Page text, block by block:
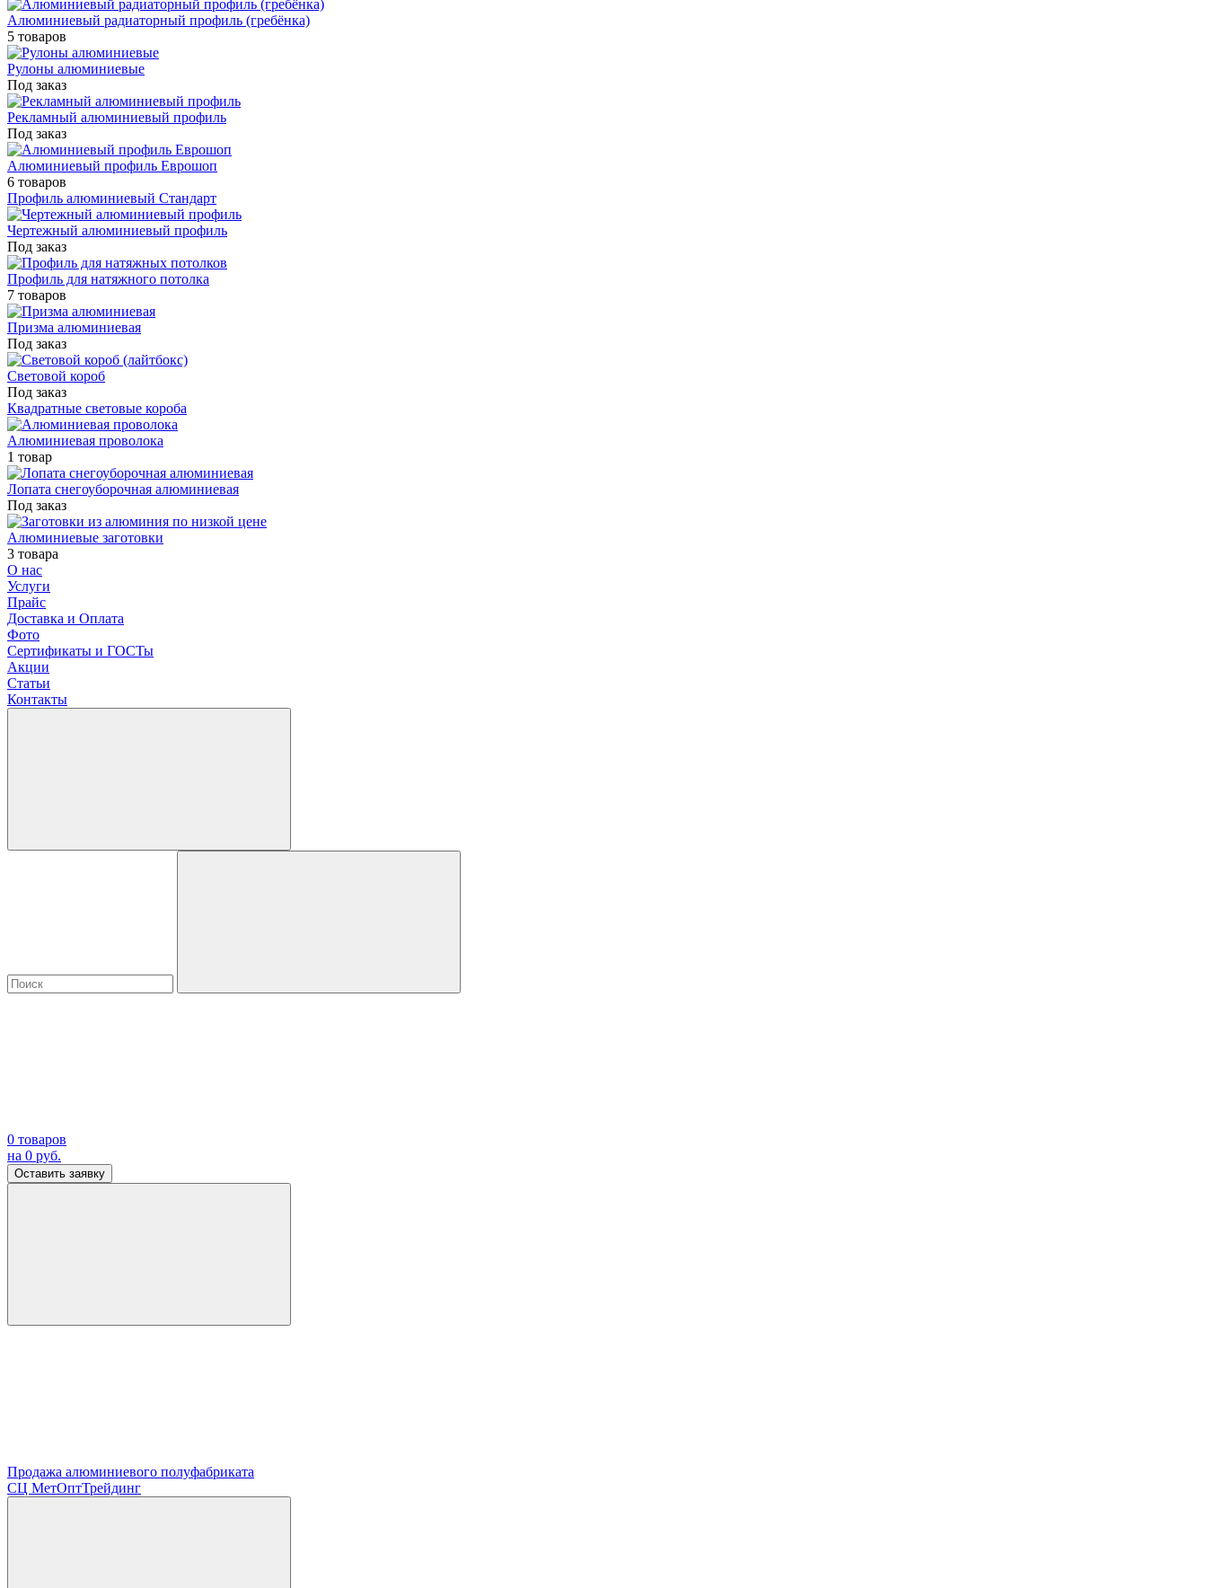
Алюминиевый радиаторный профиль (гребёнка)
5 товаров
Рулоны алюминиевые
Под заказ
Рекламный алюминиевый профиль
Под заказ
Алюминиевый профиль Еврошоп
6 товаров
Профиль алюминиевый Стандарт
Чертежный алюминиевый профиль
Под заказ
Профиль для натяжного потолка
7 товаров
Призма алюминиевая
Под заказ
Световой короб
Под заказ
Квадратные световые короба
Алюминиевая проволока
1 товар
Лопата снегоуборочная алюминиевая
Под заказ
Алюминиевые заготовки
3 товара
О нас
Услуги
Прайс
Доставка и Оплата
Фото
Сертификаты и ГОСТы
Акции
Статьи
Контакты
0 товаров
на 0 руб.
Оставить заявку
Продажа алюминиевого полуфабриката
СЦ МетОптТрейдинг